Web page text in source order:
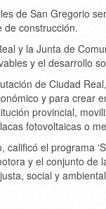
de San Gregorio
de construcción.
y la Junta de
y el desarrollo
de Ciudad
y para crear
provincial,
fotovoltaicas o
el programa
y el conjunto
social y